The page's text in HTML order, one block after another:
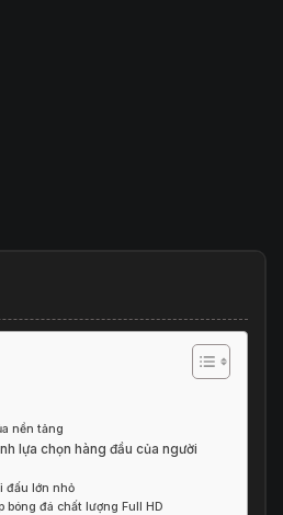
nền tảng
lựa chọn hàng đầu của người
đấu lớn nhỏ
bóng đá chất lượng Full HD